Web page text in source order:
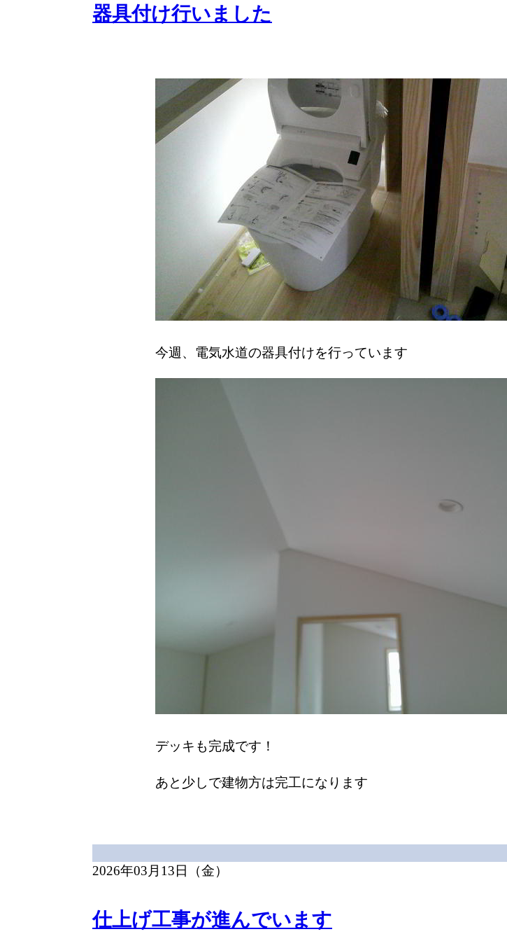
器具付け行いました
今週、電気水道の器具付けを行っています
デッキも完成です！
あと少しで建物方は完工になります
2026年03月13日（金）
仕上げ工事が進んでいます